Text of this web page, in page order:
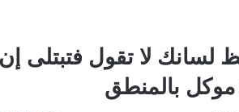
لسانك لا تقول فتبتلى إن
موكل بالمنطق